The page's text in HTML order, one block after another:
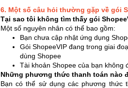
6. Một số câu hỏi thường gặp về gói
Tại sao tôi không tìm thấy gói
Một số nguyên nhân có thể bao gồm:
Bạn chưa cập nhật ứng dụng
Gói ShopeeVIP đang trong giai
dùng Shopee
Tài khoản Shopee của bạn không
Những phương thức thanh toán nào
Bạn có thể sử dụng các phương thức